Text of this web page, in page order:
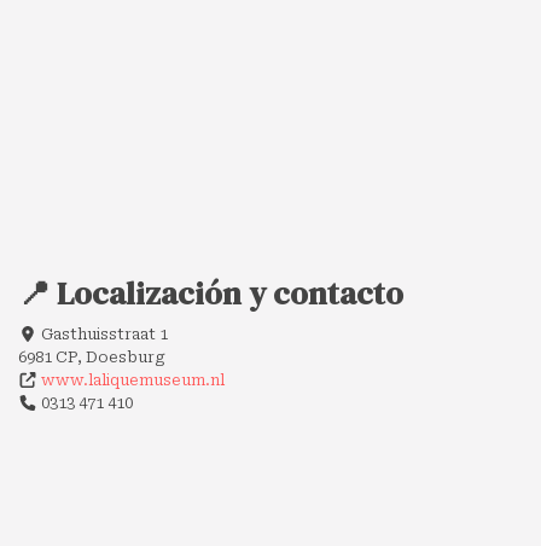
📍 Localización y contacto
Gasthuisstraat 1
6981 CP, Doesburg
www.laliquemuseum.nl
0313 471 410